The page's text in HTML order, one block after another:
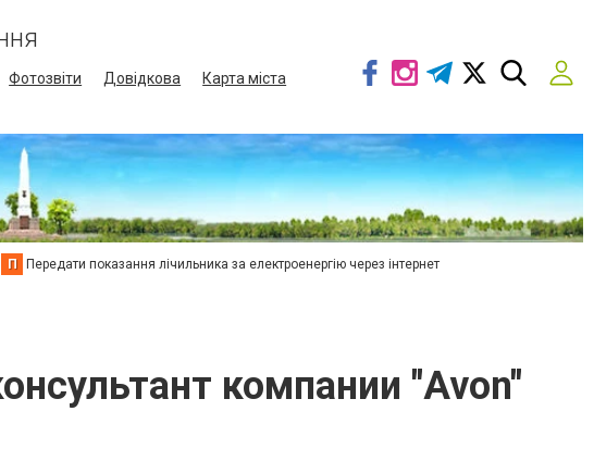
Фотозвіти Довідкова
Карта міста
П Передати показання лічильника за електроенергію через інтернет
компании "Avon"